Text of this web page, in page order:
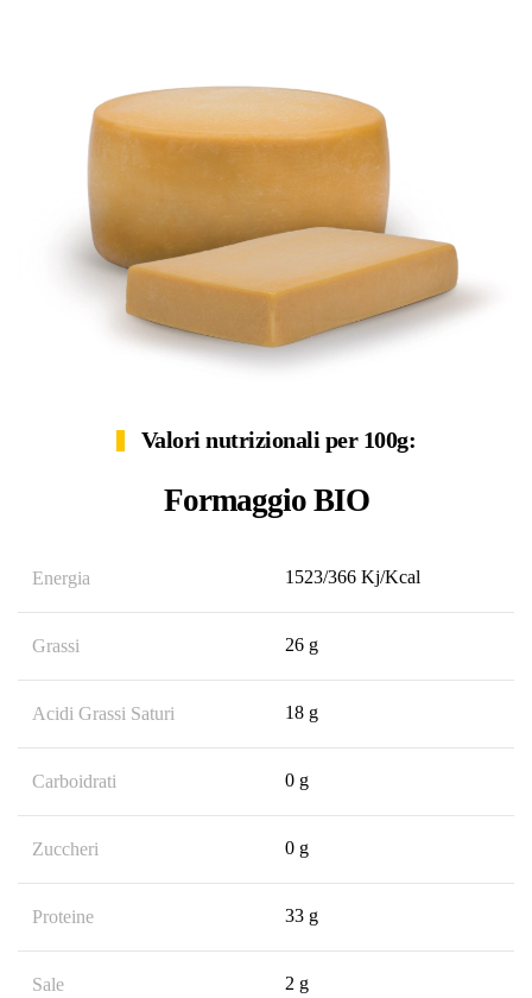
Valori nutrizionali per 100g:
Formaggio BIO
Energia 1523/366 Kj/Kcal
Grassi 26 g
Acidi Grassi Saturi 18 g
Carboidrati 0 g
Zuccheri 0 g
Proteine 33 g
Sale 2 g